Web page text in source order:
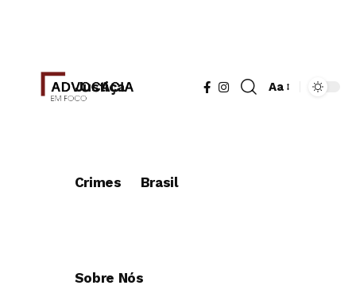
Justiça
Crimes Brasil
Sobre Nós
Aa